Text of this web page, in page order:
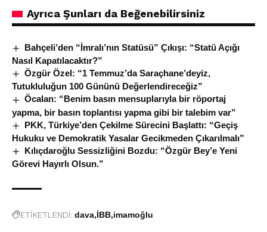
Ayrıca Şunları da Beğenebilirsiniz
Bahçeli’den “İmralı’nın Statüsü” Çıkışı: “Statü Açığı
Nasıl Kapatılacaktır?”
Özgür Özel: “1 Temmuz’da Saraçhane’deyiz,
Tutukluluğun 100 Gününü Değerlendireceğiz”
Öcalan: “Benim basın mensuplarıyla bir röportaj
yapma, bir basın toplantısı yapma gibi bir talebim var”
PKK, Türkiye’den Çekilme Sürecini Başlattı: “Geçiş
Hukuku ve Demokratik Yasalar Gecikmeden Çıkarılmalı”
Kılıçdaroğlu Sessizliğini Bozdu: “Özgür Bey’e Yeni
Görevi Hayırlı Olsun.”
ETİKETLENDİ:dava İBB imamoğlu